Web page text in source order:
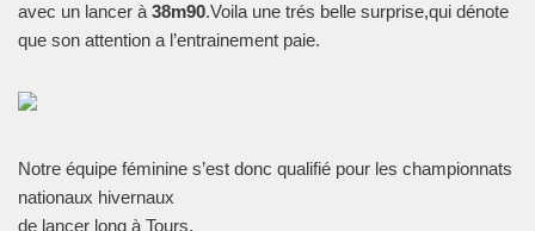
avec un lancer à 38m90.Voila une trés belle surprise,qui dénote
que son attention a l’entrainement paie.
Notre équipe féminine s’est donc qualifié pour les championnats
nationaux hivernaux
de lancer long à Tours.